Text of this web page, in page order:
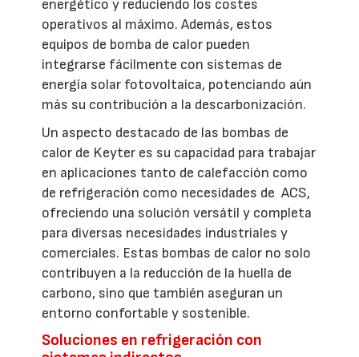
energético y reduciendo los costes
operativos al máximo. Además, estos
equipos de bomba de calor pueden
integrarse fácilmente con sistemas de
energía solar fotovoltaica, potenciando aún
más su contribución a la descarbonización.
Un aspecto destacado de las bombas de
calor de Keyter es su capacidad para trabajar
en aplicaciones tanto de calefacción como
de refrigeración como necesidades de ACS,
ofreciendo una solución versátil y completa
para diversas necesidades industriales y
comerciales. Estas bombas de calor no solo
contribuyen a la reducción de la huella de
carbono, sino que también aseguran un
entorno confortable y sostenible.
Soluciones en refrigeración con